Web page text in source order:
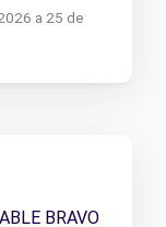
a 25 de
BRAVO